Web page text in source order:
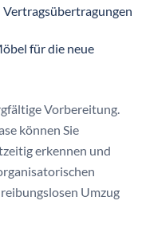
Vertragsübertragungen
für die neue
Vorbereitung.
können Sie
erkennen und
Umzug